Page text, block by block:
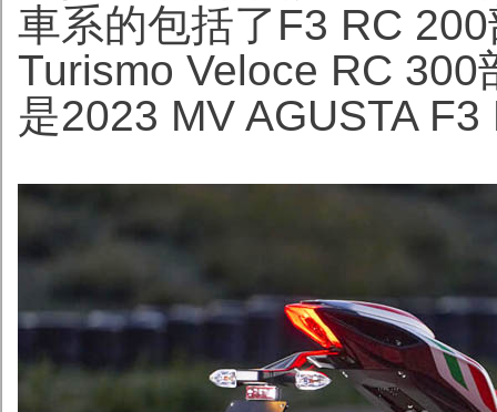
車系的包括了F3 RC
Turismo Veloce RC
是2023 MV AGUSTA F3